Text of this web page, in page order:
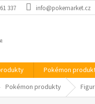
337 info@pokemarket.cz
Pokémon
Pokémon produkty